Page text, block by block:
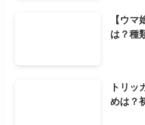
【ウ
は？種
トリッ
めは？